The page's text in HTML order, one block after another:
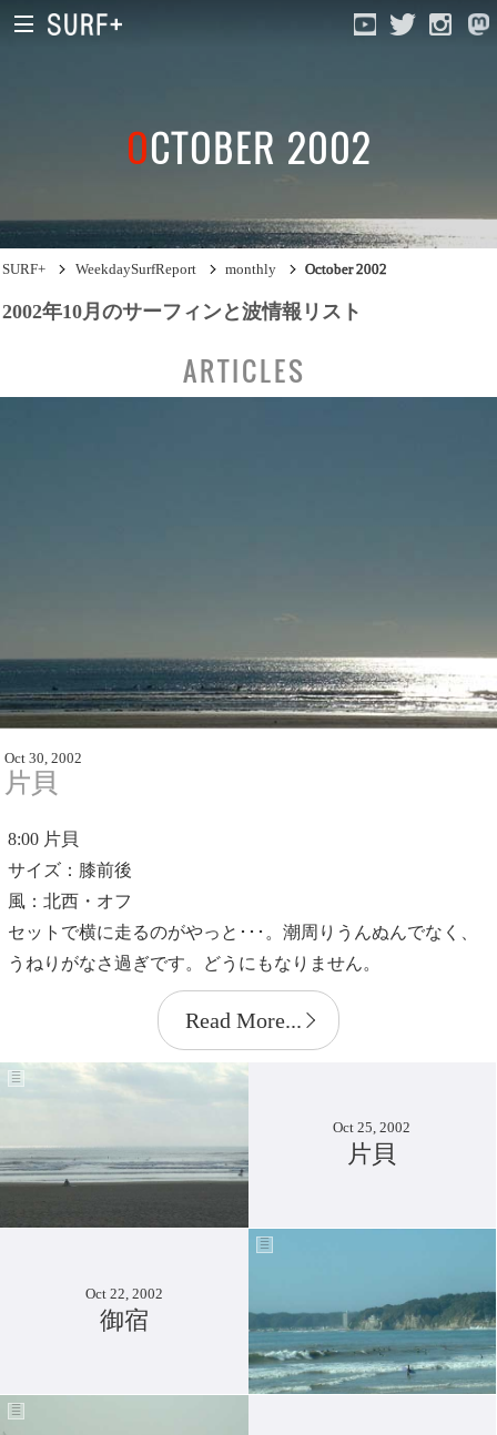
South Ibaraki
South Chiba
Video Logs
OCTOBER 2002
SURF+ WeekdaySurfReport monthly October 2002
2002年10月のサーフィンと波情報リスト
ARTICLES
Oct 30, 2002
片貝
8:00片貝
サイズ：膝前後
風：北西・オフ
セットで横に走るのがやっと･･･。潮周りうんぬんでなく、
うねりがなさ過ぎです。どうにもなりません。
Read More...
Oct 25, 2002
片貝
Oct 22, 2002
御宿